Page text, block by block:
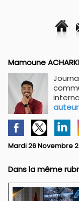
Mamoune ACHARKI
auteur
Mardi 26 Novembre
Dans la même